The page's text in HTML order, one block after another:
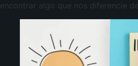
encontrar algo que nos diferencie